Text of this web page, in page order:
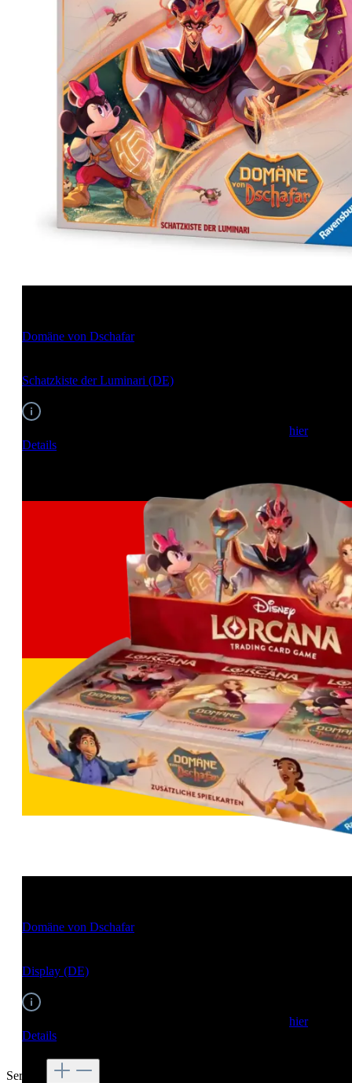
Domäne von Dschafar
Schatzkiste der Luminari (DE)
hieran.
Details
Domäne von Dschafar
Display (DE)
hieran.
Details
Service